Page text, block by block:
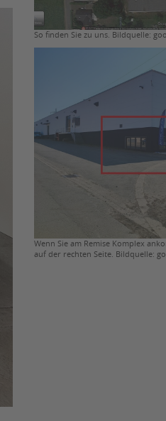
So finden Sie zu uns. Bildquelle:
Wenn Sie am Remise Komplex
auf der rechten Seite. Bildquelle: